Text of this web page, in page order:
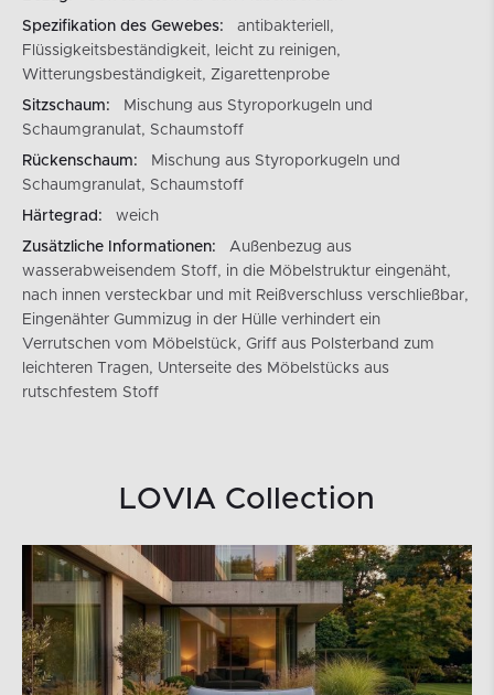
Spezifikation des Gewebes:
antibakteriell,
Flüssigkeitsbeständigkeit, leicht zu reinigen,
Witterungsbeständigkeit, Zigarettenprobe
Sitzschaum:
Mischung aus Styroporkugeln und
Schaumgranulat, Schaumstoff
Rückenschaum:
Mischung aus Styroporkugeln und
Schaumgranulat, Schaumstoff
Härtegrad:
weich
Zusätzliche Informationen:
Außenbezug aus
wasserabweisendem Stoff, in die Möbelstruktur eingenäht,
nach innen versteckbar und mit Reißverschluss verschließbar,
Eingenähter Gummizug in der Hülle verhindert ein
Verrutschen vom Möbelstück, Griff aus Polsterband zum
leichteren Tragen, Unterseite des Möbelstücks aus
rutschfestem Stoff
LOVIA Collection